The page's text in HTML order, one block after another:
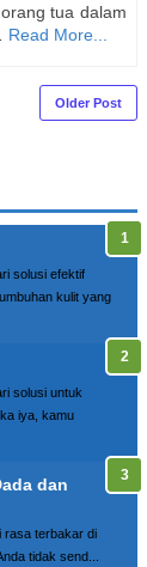
tua dalam
Read More...
Older Post
solusi efektif
kulit yang
solusi untuk
iya, kamu
dan
rasa terbakar di
tidak send...